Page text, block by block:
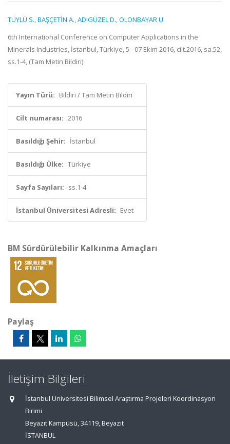
TÜYLÜ S.,BAŞÇETİN A.,ADIGÜZEL D.,OLONBAYAR U.
6th International Conference on Computer Applications in the
Minerals Industries, İstanbul, Türkiye, 5 - 07 Ekim 2016, cilt.2016, sa.52,
ss.1-4, (Tam Metin Bildiri)
Yayın Türü: Bildiri / Tam Metin Bildiri
Cilt numarası: 2016
Basıldığı Şehir: İstanbul
Basıldığı Ülke: Türkiye
Sayfa Sayıları: ss.1-4
İstanbul Üniversitesi Adresli: Evet
BM Sürdürülebilir Kalkınma Amaçları
Paylaş
İletişim Bilgileri
İstanbul Üniversitesi Bilimsel Araştırma Projeleri Koordinasyon
Birimi
Beyazıt Kampüsü, 34119, Beyazıt
İSTANBUL